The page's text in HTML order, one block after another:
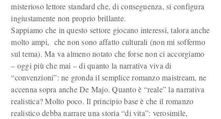
misterioso lettore standard che, di conseguenza, si configura
ingiustamente non proprio brillante.
Sappiamo che in questo settore giocano interessi, talora anche
molto ampi, che non sono affatto culturali (non mi soffermo
sul tema). Ma va almeno notato che forse non ci accorgiamo
– oggi più che mai – di quanto la narrativa viva di
“convenzioni”: ne gronda il semplice romanzo maistream, ne
accenna sopra anche De Majo. Quanto è “reale” la narrativa
realistica? Molto poco. Il principio base è che il romanzo
realistico debba narrare una storia “di vita”: verosimile,